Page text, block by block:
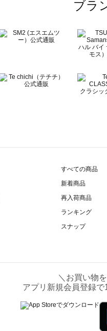
ブラ
すべての商品
新着商品
再入荷商品
ランキング
スナップ
＼お買い物
アプリ新規会員登録で